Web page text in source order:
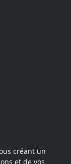
créant un
et de vos